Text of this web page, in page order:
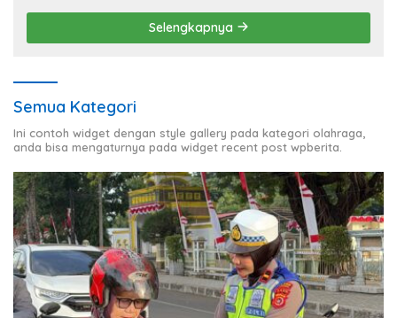
Selengkapnya
Semua Kategori
Ini contoh widget dengan style gallery pada kategori olahraga,
anda bisa mengaturnya pada widget recent post wpberita.